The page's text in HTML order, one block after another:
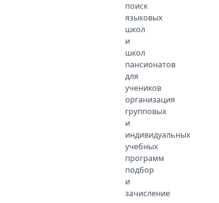
поиск
языковых
школ
и
школ
пансионатов
для
учеников
организация
групповых
и
индивидуальных
учебных
программ
подбор
и
зачисление